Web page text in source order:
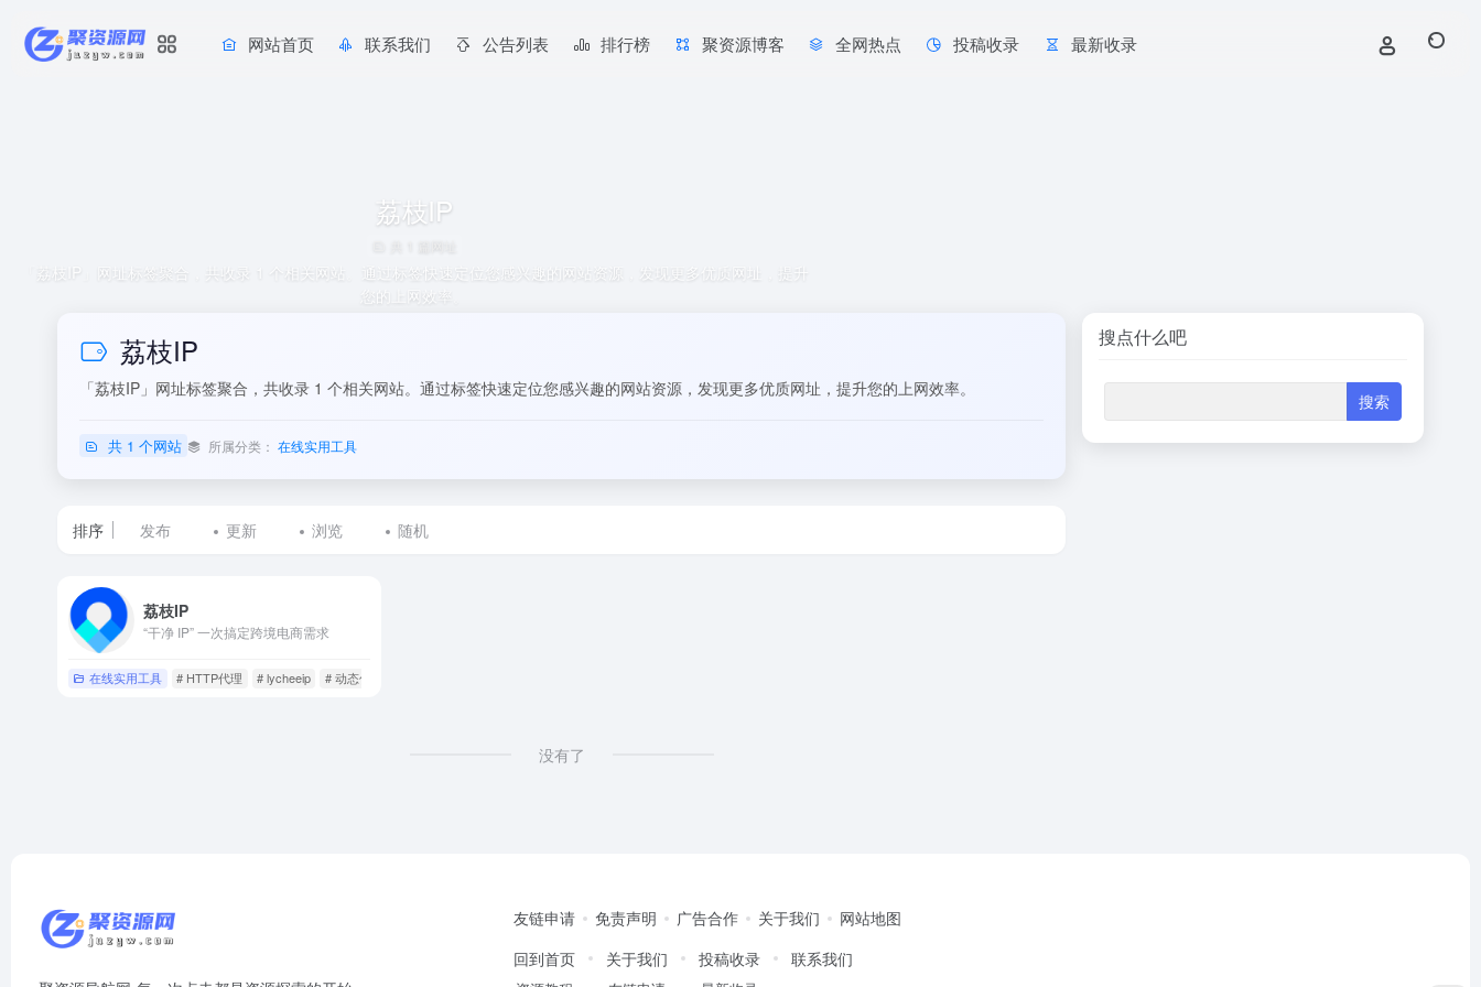
网站首页 联系我们 公告列表 排行榜 聚资源博客 全网热点 投稿收录 最新收录
荔枝IP
「荔枝IP」网址标签聚合，共收录 1 个相关网站。通过标签快速定位您感兴趣的网站资源，发现更多优质网址，提升
您的上网效率。
荔枝IP
「荔枝IP」网址标签聚合，共收录 1 个相关网站。通过标签快速定位您感兴趣的网站资源，发现更多优质网址，提升您的上网效率。
共 1 个网站 所属分类：在线实用工具
排序 发布 更新 浏览 随机
标
签
为
站
列
荔枝IP
“干净 IP” 一次搞定跨境电商需求
在线实用工具 # HTTP代理 # lycheeip # 动态住宅代理
没有了
搜点什么吧
友链申请 免责声明 广告合作 关于我们
网站地图
回到首页
关于我们 投稿收录 联系我们